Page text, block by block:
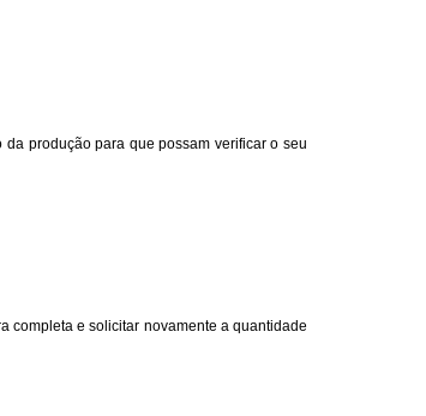
produção para que possam verificar o seu
completa e solicitar novamente a quantidade